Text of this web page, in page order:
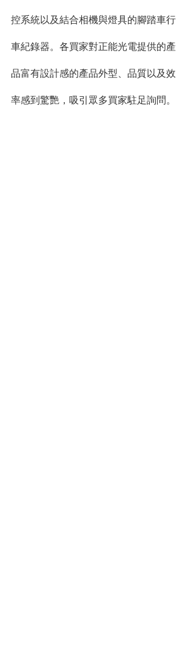
控系統以及結合相機與燈具的腳踏車行
車紀錄器。各買家對正能光電提供的產
品富有設計感的產品外型、品質以及效
率感到驚艷，吸引眾多買家駐足詢問。